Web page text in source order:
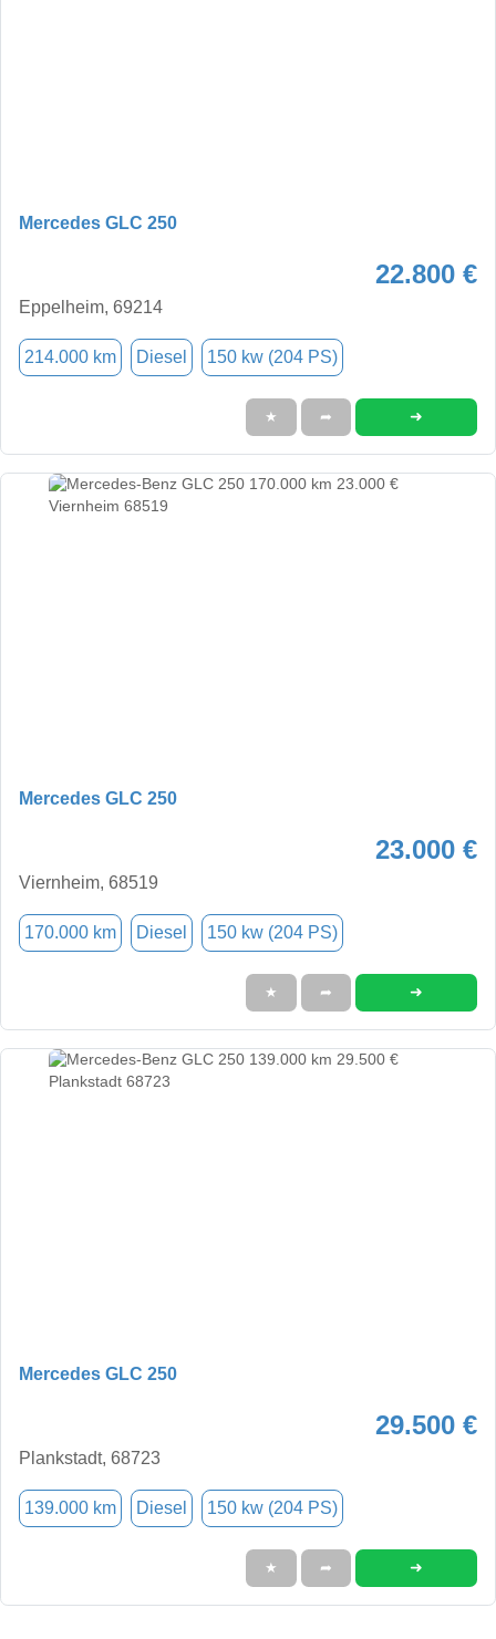
Mercedes GLC 250
22.800 €
Eppelheim, 69214
214.000 km Diesel 150 kw (204 PS)
★ ➦ ➜
Mercedes GLC 250
23.000 €
Viernheim, 68519
170.000 km Diesel 150 kw (204 PS)
★ ➦ ➜
Mercedes GLC 250
29.500 €
Plankstadt, 68723
139.000 km Diesel 150 kw (204 PS)
★ ➦ ➜